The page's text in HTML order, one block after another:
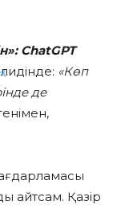
ChatGPT
«Көп
де
айтсам. Қазір